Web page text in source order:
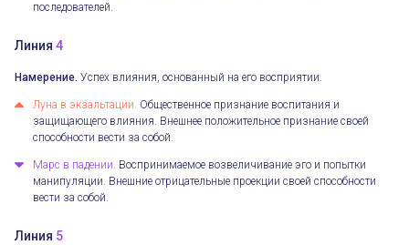
последователей.
Линия 4
Намерение. Успех влияния, основанный на его восприятии.
Луна в экзальтации. Общественное признание воспитания и
защищающего влияния. Внешнее положительное признание своей
способности вести за собой.
Марс в падении. Воспринимаемое возвеличивание эго и попытки
манипуляции. Внешние отрицательные проекции своей способности
вести за собой.
Линия 5